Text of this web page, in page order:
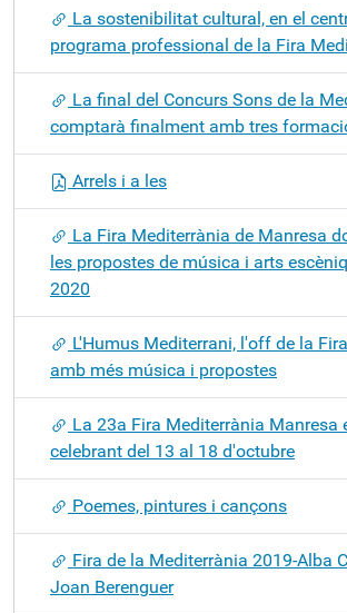
La sostenibilitat cultural, en el
programa professional de la Fira
La final del Concurs Sons de la
comptarà finalment amb tres
Arrels i a les
La Fira Mediterrània de Manresa
les propostes de música i arts
2020
L'Humus Mediterrani, l'off de la
amb més música i propostes
La 23a Fira Mediterrània Manresa
celebrant del 13 al 18 d'octubre
Poemes, pintures i cançons
Fira de la Mediterrània 2019-Alba
Joan Berenguer